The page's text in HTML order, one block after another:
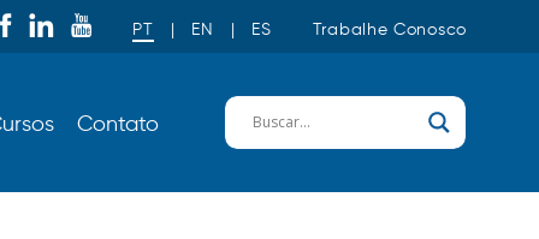
PT | EN | ES Trabalhe Conosco
Contato